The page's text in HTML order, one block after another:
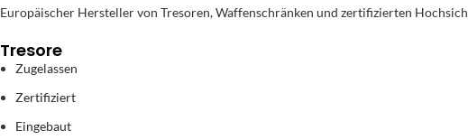
Europäischer Hersteller von Tresoren, Waffenschränken und zertifizierten
Tresore
Zugelassen
Zertifiziert
Eingebaut